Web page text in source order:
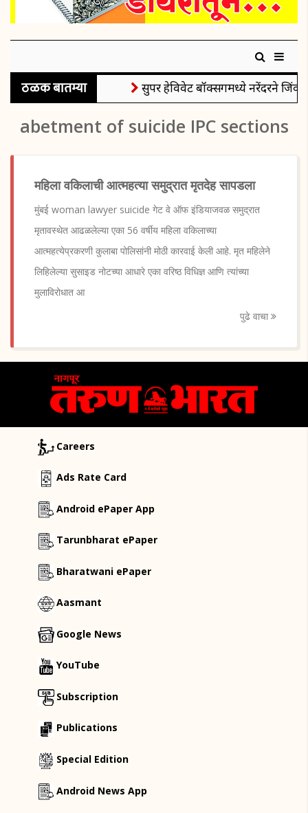
ठळक बातम्या सुपर हेविवेट बॉक्सिंगमध्ये नरेंदरने जिंकले
abetment of suicide IPC sections
महिला वकिलाची आत्महत्या समुद्रात मृतदेह सापडला
मुंबई woman lawyer suicide गेट वे ऑफ इंडियाजवळ समुद्रात
मृतावस्थेत आढळलेल्या एका 56 वर्षीय महिला वकिलाच्या
आत्महत्येप्रकरणी कुलाबा पोलिसांनी मोठी कारवाई केली आहे. मृत महिलेने
लिहिलेल्या सुसाइड नोटच्या आधारे एका वरिष्ठ विधिज्ञ आणि त्यांच्या
मुलाविरोधात आ
पुढे वाचा
Careers
Ads Rate Card
Android ePaper App
Tarunbharat ePaper
Bharatwani ePaper
Aasmant
Google News
YouTube
Subscription
Publications
Special Edition
Android News App